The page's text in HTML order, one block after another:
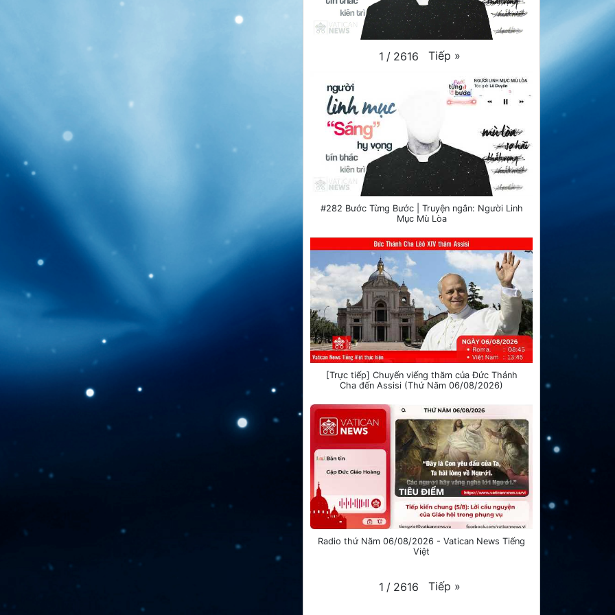
1 / 2616 Tiếp »
#282 Bước Từng Bước | Truyện ngắn: Người Linh
Mục Mù Lòa
[Trực tiếp] Chuyến viếng thăm của Đức Thánh
Cha đến Assisi (Thứ Năm 06/08/2026)
Radio thứ Năm 06/08/2026 - Vatican News Tiếng
Việt
1 / 2616 Tiếp »